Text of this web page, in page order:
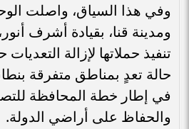
​وفي هذا السياق، واصلت
ومدينة قنا، بقيادة أشرف
حالة تعدٍ بمناطق متفرقة
في إطار خطة المحافظة
والحفاظ على أراضي الدولة.